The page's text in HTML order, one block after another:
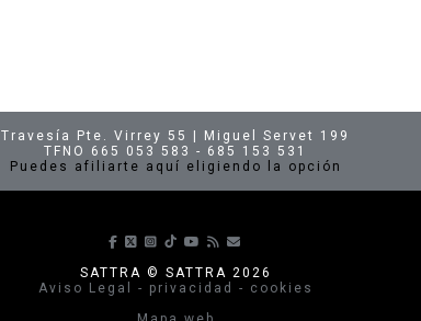
Travesía Pte. Virrey 55 | Miguel Servet 199
TFNO 665 053 583 - 685 153 531
Puedes afiliarte aquí eligiendo la opción
Síguenos en Facebook
Síguenos en X
Síguenos en Instagram
Síguenos en TikTok
Síguenos en Youtube
Suscríbete a nuestras
SATTRA © SATTRA 2026
Aviso Legal - privacidad - cookies